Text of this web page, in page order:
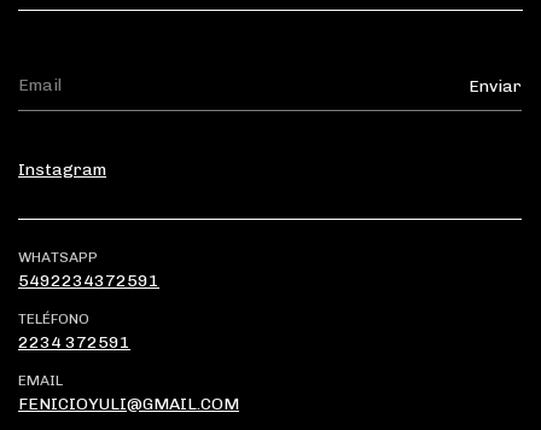
Instagram
WHATSAPP
5492234372591
TELÉFONO
2234 372591
EMAIL
FENICIOYULI@GMAIL.COM